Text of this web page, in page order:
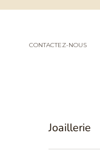
Passer au contenu
CONTACTEZ-NOUS
Joaillerie